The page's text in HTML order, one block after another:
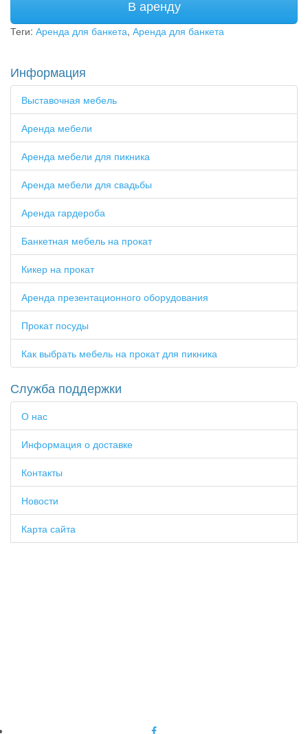
В аренду
Теги: Аренда для банкета, Аренда для банкета
Информация
Выставочная мебель
Аренда мебели
Аренда мебели для пикника
Аренда мебели для свадьбы
Аренда гардероба
Банкетная мебель на прокат
Кикер на прокат
Аренда презентационного оборудования
Прокат посуды
Как выбрать мебель на прокат для пикника
Служба поддержки
О нас
Информация о доставке
Контакты
Новости
Карта сайта